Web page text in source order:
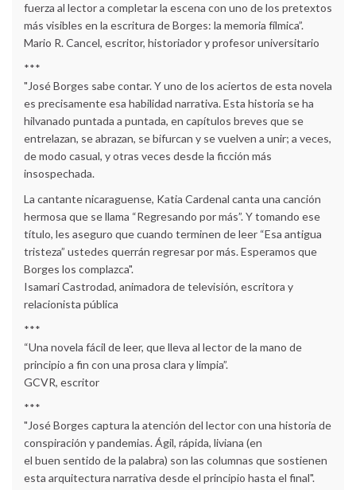
fuerza al lector a completar la escena con uno de los pretextos
más visibles en la escritura de Borges: la memoria fílmica”.
Mario R. Cancel, escritor, historiador y profesor universitario
***
"José Borges sabe contar. Y uno de los aciertos de esta novela
es precisamente esa habilidad narrativa. Esta historia se ha
hilvanado puntada a puntada, en capítulos breves que se
entrelazan, se abrazan, se bifurcan y se vuelven a unir; a veces,
de modo casual, y otras veces desde la ficción más
insospechada.
La cantante nicaraguense, Katia Cardenal canta una canción
hermosa que se llama “Regresando por más”. Y tomando ese
título, les aseguro que cuando terminen de leer “Esa antigua
tristeza” ustedes querrán regresar por más. Esperamos que
Borges los complazca".
Isamari Castrodad, animadora de televisión, escritora y
relacionista pública
***
“Una novela fácil de leer, que lleva al lector de la mano de
principio a fin con una prosa clara y limpia”.
GCVR, escritor
***
"José Borges captura la atención del lector con una historia de
conspiración y pandemias. Ágil, rápida, liviana (en
el buen sentido de la palabra) son las columnas que sostienen
esta arquitectura narrativa desde el principio hasta el final".